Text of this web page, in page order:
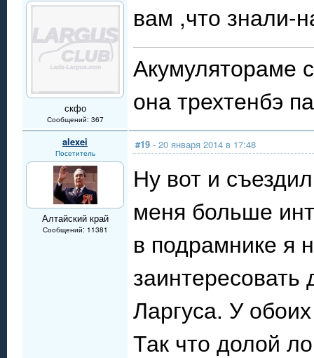
скфо
Сообщений: 367
вам ,что знали-
Акумулятораме
она трехтенбэ
alexei
Посетитель
Алтайский край
Сообщений: 11381
#19 - 20 января 2014 в 17:48
Ну вот и
меня больше
в подрамнике я
Ларгуса. У
Так что долой